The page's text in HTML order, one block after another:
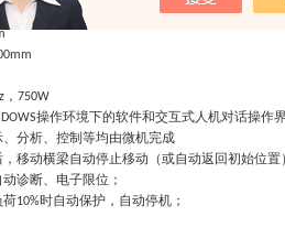
值的 以内
， 750W
操作环境下的软件和交互式人机对话操作
分析、控制等均由微机完成
移动横梁自动停止移动（或自动返回初始位置）
诊断、电子限位；
荷10%时自动保护，自动停机；